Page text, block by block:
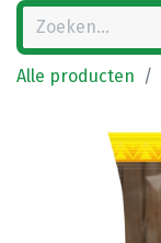
Alle producten